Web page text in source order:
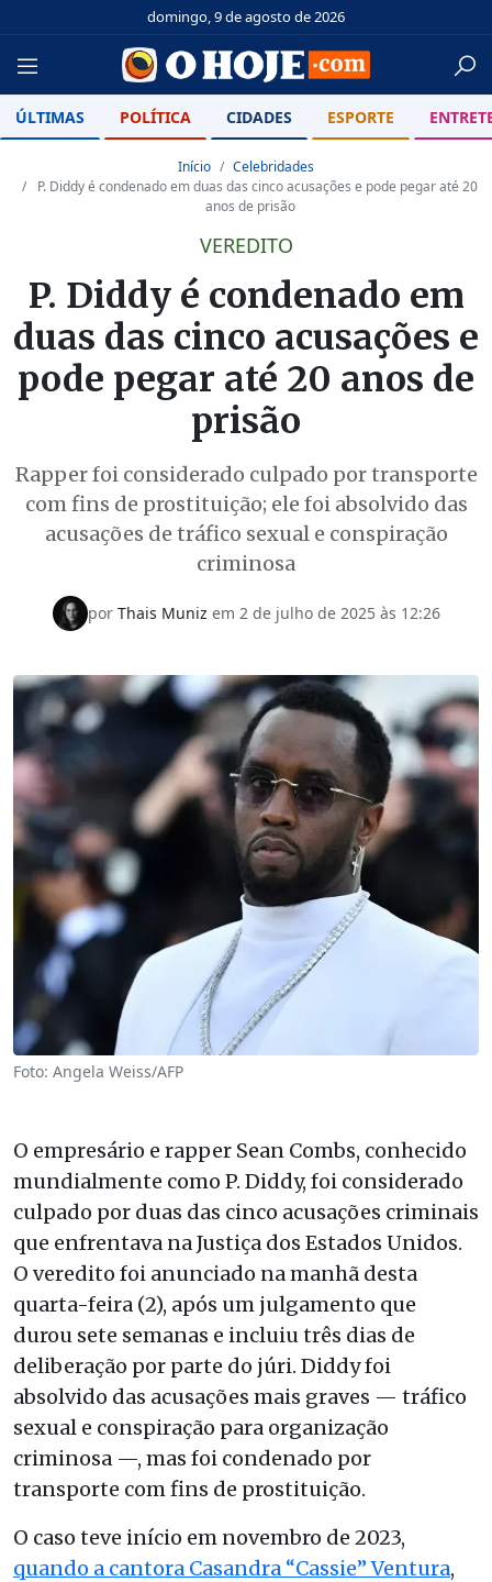
domingo, 9 de agosto de 2026
ÚLTIMAS POLÍTICA CIDADES ESPORTE
Início
Celebridades
P. Diddy é condenado em duas das cinco acusações e pode pegar até 20
anos de prisão
VEREDITO
P. Diddy é condenado em
duas das cinco acusações e
pode pegar até 20 anos de
prisão
Rapper foi considerado culpado por transporte
com fins de prostituição; ele foi absolvido das
acusações de tráfico sexual e conspiração
criminosa
por Thais Muniz em 2 de julho de 2025 às 12:26
Foto: Angela Weiss/AFP
O empresário e rapper Sean Combs, conhecido
mundialmente como P. Diddy, foi considerado
culpado por duas das cinco acusações criminais
que enfrentava na Justiça dos Estados Unidos.
O veredito foi anunciado na manhã desta
quarta-feira (2), após um julgamento que
durou sete semanas e incluiu três dias de
deliberação por parte do júri. Diddy foi
absolvido das acusações mais graves — tráfico
sexual e conspiração para organização
criminosa —, mas foi condenado por
transporte com fins de prostituição.
O caso teve início em novembro de 2023,
quando a cantora Casandra “Cassie” Ventura,